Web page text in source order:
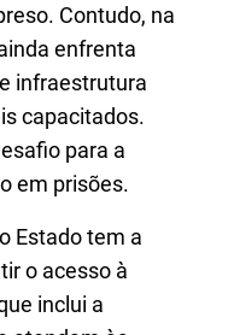
Contudo, na
enfrenta
infraestrutura
capacitados.
para a
em prisões.
Estado tem a
o acesso à
inclui a